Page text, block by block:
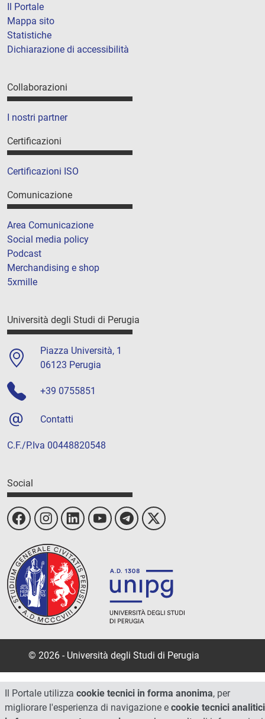
Il Portale
Mappa sito
Statistiche
Dichiarazione di accessibilità
Collaborazioni
I nostri partner
Certificazioni
Certificazioni ISO
Comunicazione
Area Comunicazione
Social media policy
Podcast
Merchandising e shop
5xmille
Università degli Studi di Perugia
Piazza Università, 1
06123 Perugia
+39 0755851
Contatti
C.F./P.Iva 00448820548
Social
© 2026 - Università degli Studi di Perugia
Il Portale utilizza cookie tecnici in forma anonima, per
migliorare l'esperienza di navigazione e cookie tecnici analitici